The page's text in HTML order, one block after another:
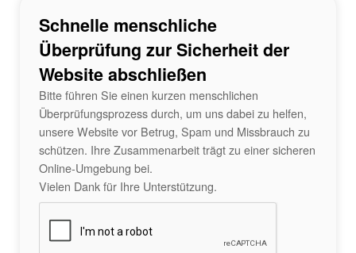
Schnelle menschliche
Überprüfung zur Sicherheit der
Website abschließen
Bitte führen Sie einen kurzen menschlichen
Überprüfungsprozess durch, um uns dabei zu helfen,
unsere Website vor Betrug, Spam und Missbrauch zu
schützen. Ihre Zusammenarbeit trägt zu einer sicheren
Online-Umgebung bei.
Vielen Dank für Ihre Unterstützung.